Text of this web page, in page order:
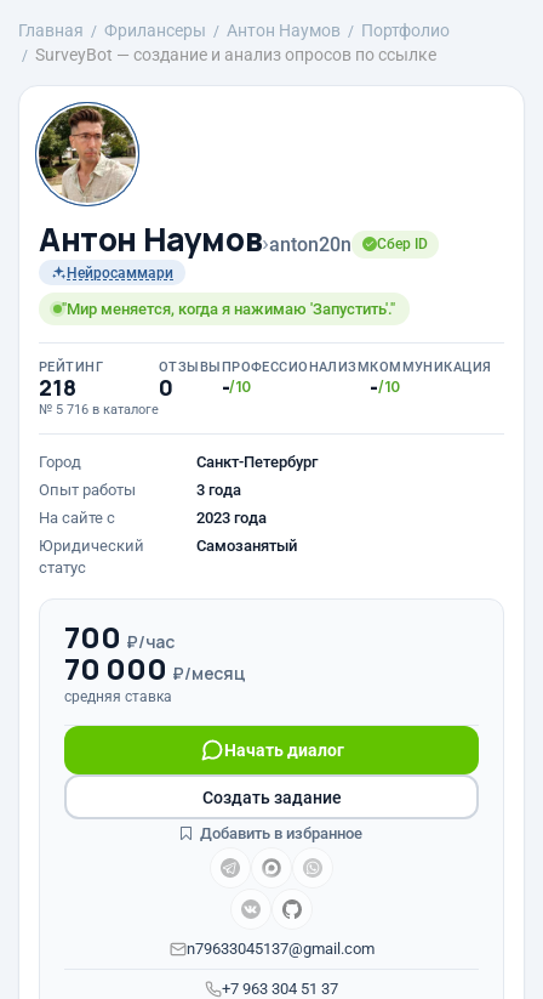
Главная Фрилансеры Антон Наумов
Портфолио
SurveyBot — создание и анализ опросов по ссылке
Антон Наумов›anton20n
Сбер ID
Нейросаммари
"Мир меняется, когда я нажимаю 'Запустить'."
РЕЙТИНГ
218
№ 5 716 в каталоге
ОТЗЫВЫ
0
ПРОФЕССИОНАЛИЗМ
-/10
КОММУНИКАЦИЯ
-/10
Город
Санкт-Петербург
Опыт работы
3 года
На сайте с
2023 года
Юридический
статус
Самозанятый
700 ₽/час
70 000 ₽/месяц
средняя ставка
+7 963 304 51 37
Начать диалог
n79633045137@gmail.com
Создать задание
Добавить в избранное